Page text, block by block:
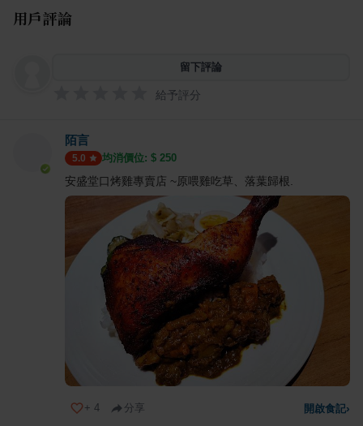
用戶評論
留下評論
給予評分
陌言
5.0 均消價位: $ 250
安盛堂口烤雞專賣店 ~原喂雞吃草、落葉歸根.
+ 4 分享 開啟食記›